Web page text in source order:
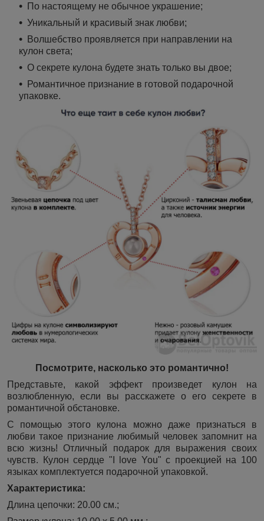
По настоящему не обычное украшение;
Уникальный и красивый знак любви;
Волшебство проявляется при направлении на
кулон света;
О секрете кулона будете знать только вы двое;
Романтичное признание в готовой подарочной
упаковке.
Посмотрите, насколько это романтично!
Представьте, какой эффект произведет кулон на
возлюбленную, если вы расскажете о его секрете в
романтичной обстановке.
С помощью этого кулона можно даже признаться в
любви такое признание любимый человек запомнит на
всю жизнь! Отличный подарок для выражения своих
чувств. Кулон сердце "I love You" с проекцией на 100
языках комплектуется подарочной упаковкой.
Характеристика:
Длина цепочки: 20.00 см.;